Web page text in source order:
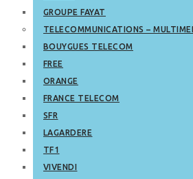
GROUPE FAYAT
TELECOMMUNICATIONS –
BOUYGUES TELECOM
FREE
ORANGE
FRANCE TELECOM
SFR
LAGARDERE
TF1
VIVENDI